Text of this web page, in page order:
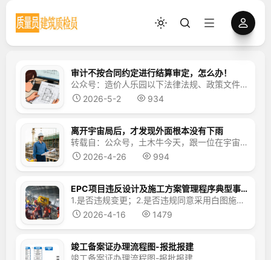
审计不按合同约定进行结算审定，怎么办！
公众号：造价人乐园以下法律法规、政策文件，承包方可以拿出来和审计方好好的聊一聊，以解决问题为出发点，承包人态度一定要温和，先礼后兵，但是原则问题一定要坚持。《中华人民共和国民法典》第一百一十九条规定，依法成立的合同，对当事人具有法律约束力。《中华人民共和国民法典》第四百六十五条规定，依法成立的合同，受法律保护。依法成立的合同，仅对当事人具有法律约束力，但是法...
2026-5-2
934
离开宇宙局后，才发现外面根本没有下雨
转载自：公众号，土木牛今天，跟一位在宇宙局干了八年后离职的前同事聊天，听他说了一些最近的情况，也听他亲口说出来外面没有下雨的事实。01真的是百感交集，想来这宇宙局从一开始就是火坑，只是囿于困在坑里的人不知道罢了。我俩是一块进宇宙局的，当时应该是17年吧，这个行业虽说略有颓势，但整体上还算可以。那时候的工资奖金都很可观，三总五项的传说还在流传。由于那时候项目多...
2026-4-26
994
EPC项目违反设计及施工方案管理程序典型事故案例以及专项自查要点
1.是否违规变更；2.是否违规同意采用白图施工； 3.是否未及时进行设计交底；4.是否对工程建设质量把关不严；5.是否存在报告审查不严； 6.设计是否存在缺陷及重大错误、7.是否违规出借设计资质； 8.是否违规承揽设计业务； 9.是否违规向施工单位提供白图；10.是否存在违规采用白图施工；11.是否存在未按图施工；12...
2026-4-16
1479
竣工备案证办理流程图-报批报建